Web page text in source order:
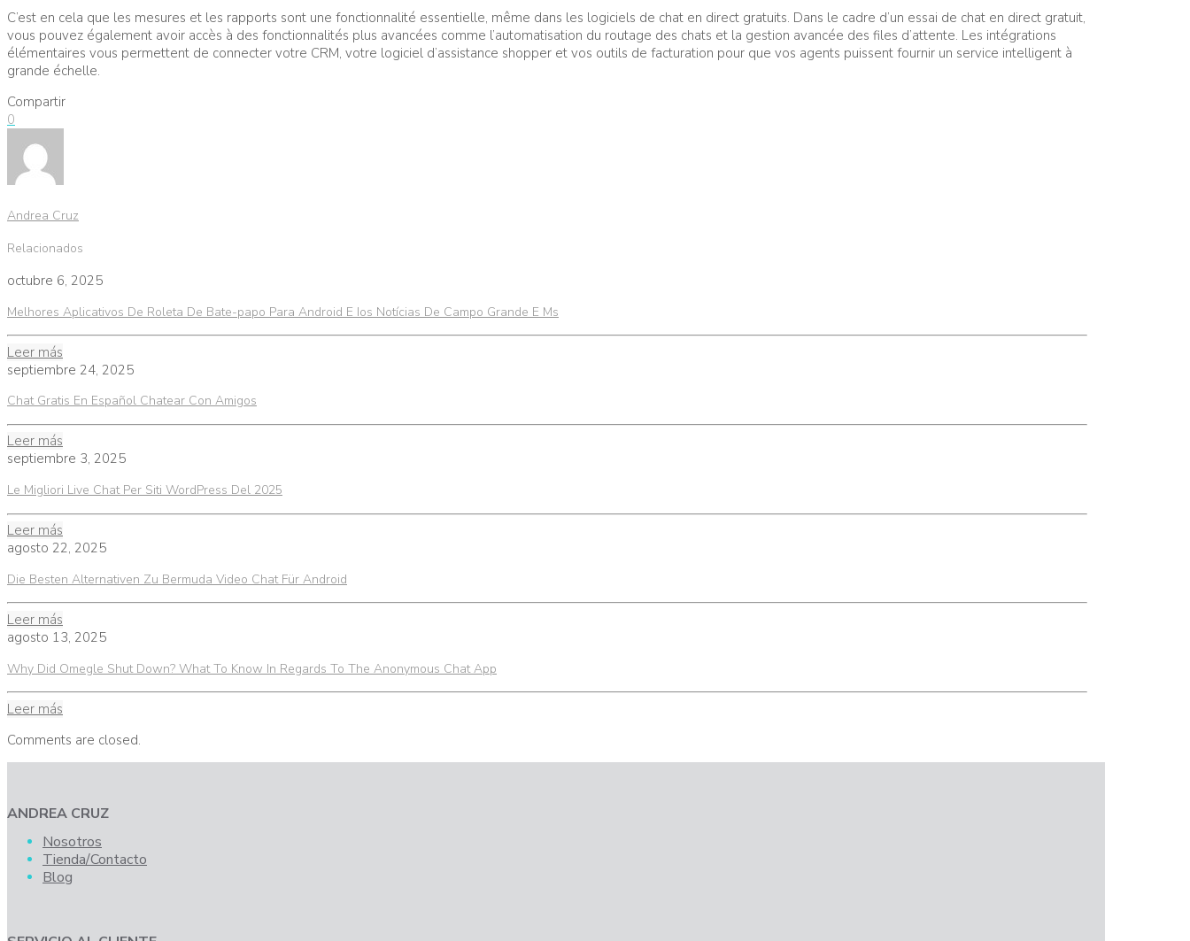
C’est en cela que les mesures et les rapports sont une fonctionnalité essentielle, même dans les logiciels de chat en direct gratuits. Dans le cadre d’un essai de chat en direct gratuit,
vous pouvez également avoir accès à des fonctionnalités plus avancées comme l’automatisation du routage des chats et la gestion avancée des files d’attente. Les intégrations
élémentaires vous permettent de connecter votre CRM, votre logiciel d’assistance shopper et vos outils de facturation pour que vos agents puissent fournir un service intelligent à
grande échelle.
Compartir
0
Andrea Cruz
Relacionados
octubre 6, 2025
Melhores Aplicativos De Roleta De Bate-papo Para Android E Ios Notícias De Campo Grande E Ms
Leer más
septiembre 24, 2025
Chat Gratis En Español Chatear Con Amigos
Leer más
septiembre 3, 2025
Le Migliori Live Chat Per Siti WordPress Del 2025
Leer más
agosto 22, 2025
Die Besten Alternativen Zu Bermuda Video Chat Für Android
Leer más
agosto 13, 2025
Why Did Omegle Shut Down? What To Know In Regards To The Anonymous Chat App
Leer más
Comments are closed.
ANDREA CRUZ
Nosotros
Tienda/Contacto
Blog